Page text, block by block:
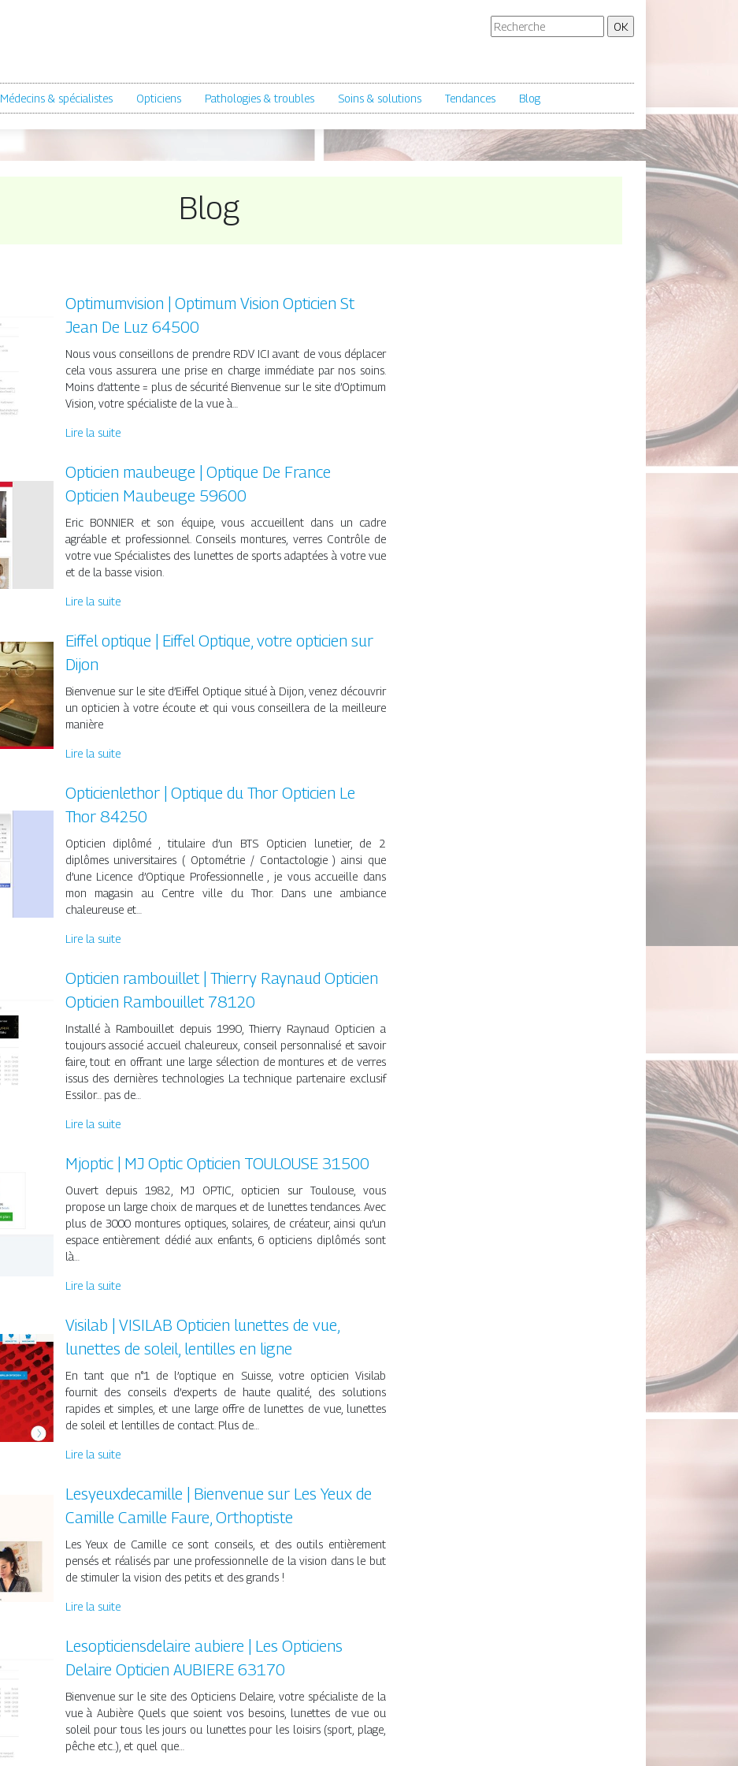
Médecins & spécialistes Opticiens Pathologies & troubles Soins & solutions Tendances Blog
Blog
Op­timum­vi­sion | Optimum Vision Opticien St
Jean De Luz 64500
Nous vous conseillons de prendre RDV ICI avant de vous déplacer
cela vous assurera une prise en charge immédiate par nos soins.
Moins d’attente = plus de sécurité Bienvenue sur le site d’Optimum
Vision, votre spécialiste de la vue à…
Lire la suite
Opticien maubeuge | Optique De France
Opticien Maubeuge 59600
Eric BONNIER et son équipe, vous accueillent dans un cadre
agréable et professionnel. Conseils montures, verres Contrôle de
votre vue Spécialistes des lunettes de sports adaptées à votre vue
et de la basse vision.
Lire la suite
Eiffel optique | Eiffel Optique, votre opticien sur
Dijon
Bienvenue sur le site d’Eiffel Optique situé à Dijon, venez découvrir
un opticien à votre écoute et qui vous conseillera de la meilleure
manière
Lire la suite
Op­ti­cienlet­hor | Optique du Thor Opticien Le
Thor 84250
Opticien diplômé , titulaire d’un BTS Opticien lunetier, de 2
diplômes universitaires ( Optométrie / Contactologie ) ainsi que
d’une Licence d’Optique Professionnelle , je vous accueille dans
mon magasin au Centre ville du Thor. Dans une ambiance
chaleureuse et…
Lire la suite
Opticien rambouillet | Thierry Raynaud Opticien
Opticien Rambouillet 78120
Installé à Rambouillet depuis 1990, Thierry Raynaud Opticien a
toujours associé accueil chaleureux, conseil personnalisé et savoir
faire, tout en offrant une large sélection de montures et de verres
issus des dernières technologies La technique partenaire exclusif
Essilor… pas de…
Lire la suite
Mjoptic | MJ Optic Opticien TOULOUSE 31500
Ouvert depuis 1982, MJ OPTIC, opticien sur Toulouse, vous
propose un large choix de marques et de lunettes tendances. Avec
plus de 3000 montures optiques, solaires, de créateur, ainsi qu’un
espace entièrement dédié aux enfants, 6 opticiens diplômés sont
là…
Lire la suite
Visilab | VISILAB Opticien lunettes de vue,
lunettes de soleil, lentilles en ligne
En tant que n°1 de l’optique en Suisse, votre opticien Visilab
fournit des conseils d’experts de haute qualité, des solutions
rapides et simples, et une large offre de lunettes de vue, lunettes
de soleil et lentilles de contact. Plus de…
Lire la suite
Les­yeuxdeca­mil­le | Bienvenue sur Les Yeux de
Camille Camille Faure, Orthoptiste
Les Yeux de Camille ce sont conseils, et des outils entièrement
pensés et réalisés par une professionnelle de la vision dans le but
de stimuler la vision des petits et des grands !
Lire la suite
Lesop­ticiensdelai­re aubiere | Les Opticiens
Delaire Opticien AUBIERE 63170
Bienvenue sur le site des Opticiens Delaire, votre spécialiste de la
vue à Aubière Quels que soient vos besoins, lunettes de vue ou
soleil pour tous les jours ou lunettes pour les loisirs (sport, plage,
pêche etc..), et quel que…